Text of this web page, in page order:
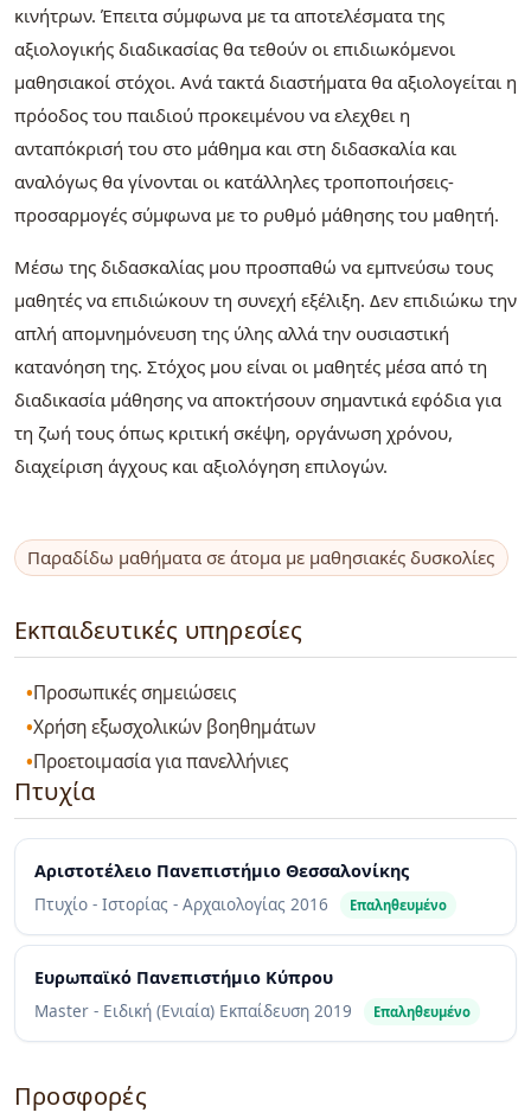
κινήτρων. Έπειτα σύμφωνα με τα αποτελέσματα της
αξιολογικής διαδικασίας θα τεθούν οι επιδιωκόμενοι
μαθησιακοί στόχοι. Ανά τακτά διαστήματα θα αξιολογείται η
πρόοδος του παιδιού προκειμένου να ελεχθει η
ανταπόκρισή του στο μάθημα και στη διδασκαλία και
αναλόγως θα γίνονται οι κατάλληλες τροποποιήσεις-
προσαρμογές σύμφωνα με το ρυθμό μάθησης του μαθητή.
Μέσω της διδασκαλίας μου προσπαθώ να εμπνεύσω τους
μαθητές να επιδιώκουν τη συνεχή εξέλιξη. Δεν επιδιώκω την
απλή απομνημόνευση της ύλης αλλά την ουσιαστική
κατανόηση της. Στόχος μου είναι οι μαθητές μέσα από τη
διαδικασία μάθησης να αποκτήσουν σημαντικά εφόδια για
τη ζωή τους όπως κριτική σκέψη, οργάνωση χρόνου,
διαχείριση άγχους και αξιολόγηση επιλογών.
Παραδίδω μαθήματα σε άτομα με μαθησιακές δυσκολίες
Εκπαιδευτικές υπηρεσίες
Προσωπικές σημειώσεις
Χρήση εξωσχολικών βοηθημάτων
Προετοιμασία για πανελλήνιες
Πτυχία
Αριστοτέλειο Πανεπιστήμιο Θεσσαλονίκης
Πτυχίο - Ιστορίας - Αρχαιολογίας 2016 Επαληθευμένο
Ευρωπαϊκό Πανεπιστήμιο Κύπρου
Master - Ειδική (Ενιαία) Εκπαίδευση 2019 Επαληθευμένο
Προσφορές